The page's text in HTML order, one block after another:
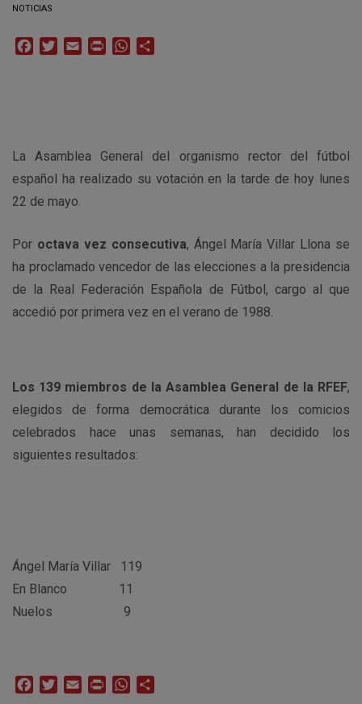
NOTICIAS
FacebookTwitterEmail Print WhatsApp
La Asamblea General del organismo rector del fútbol
español ha realizado su votación en la tarde de hoy lunes
22 de mayo.
Por octava vez consecutiva, Ángel María Villar Llona se
ha proclamado vencedor de las elecciones a la presidencia
de la Real Federación Española de Fútbol, cargo al que
accedió por primera vez en el verano de 1988.
Los 139 miembros de la Asamblea General de la RFEF,
elegidos de forma democrática durante los comicios
celebrados hace unas semanas, han decidido los
siguientes resultados:
Ángel María Villar 119
En Blanco 11
Nuelos 9
FacebookTwitterEmail Print WhatsApp